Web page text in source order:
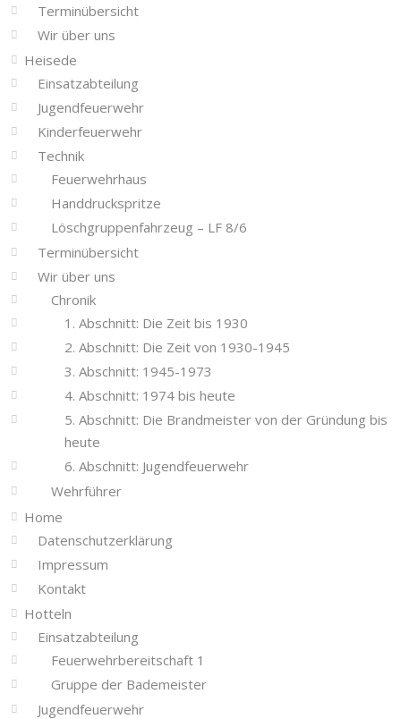
Terminübersicht
Wir über uns
Heisede
Einsatzabteilung
Jugendfeuerwehr
Kinderfeuerwehr
Technik
Feuerwehrhaus
Handdruckspritze
Löschgruppenfahrzeug – LF 8/6
Terminübersicht
Wir über uns
Chronik
1. Abschnitt: Die Zeit bis 1930
2. Abschnitt: Die Zeit von 1930-1945
3. Abschnitt: 1945-1973
4. Abschnitt: 1974 bis heute
5. Abschnitt: Die Brandmeister von der Gründung bis
heute
6. Abschnitt: Jugendfeuerwehr
Wehrführer
Home
Datenschutzerklärung
Impressum
Kontakt
Hotteln
Einsatzabteilung
Feuerwehrbereitschaft 1
Gruppe der Bademeister
Jugendfeuerwehr